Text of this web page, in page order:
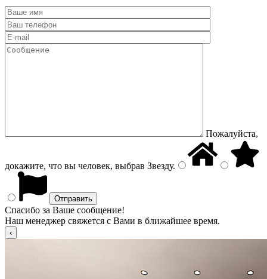
Пожалуйста,
докажите, что вы человек, выбрав Звезду.
Спасибо за Ваше сообщение!
Наш менеджер свяжется с Вами в ближайшее время.